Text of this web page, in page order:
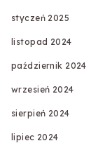
styczeń 2025
listopad 2024
październik 2024
wrzesień 2024
sierpień 2024
lipiec 2024